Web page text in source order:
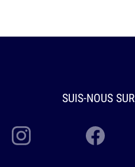
SUIS-NOUS SUR